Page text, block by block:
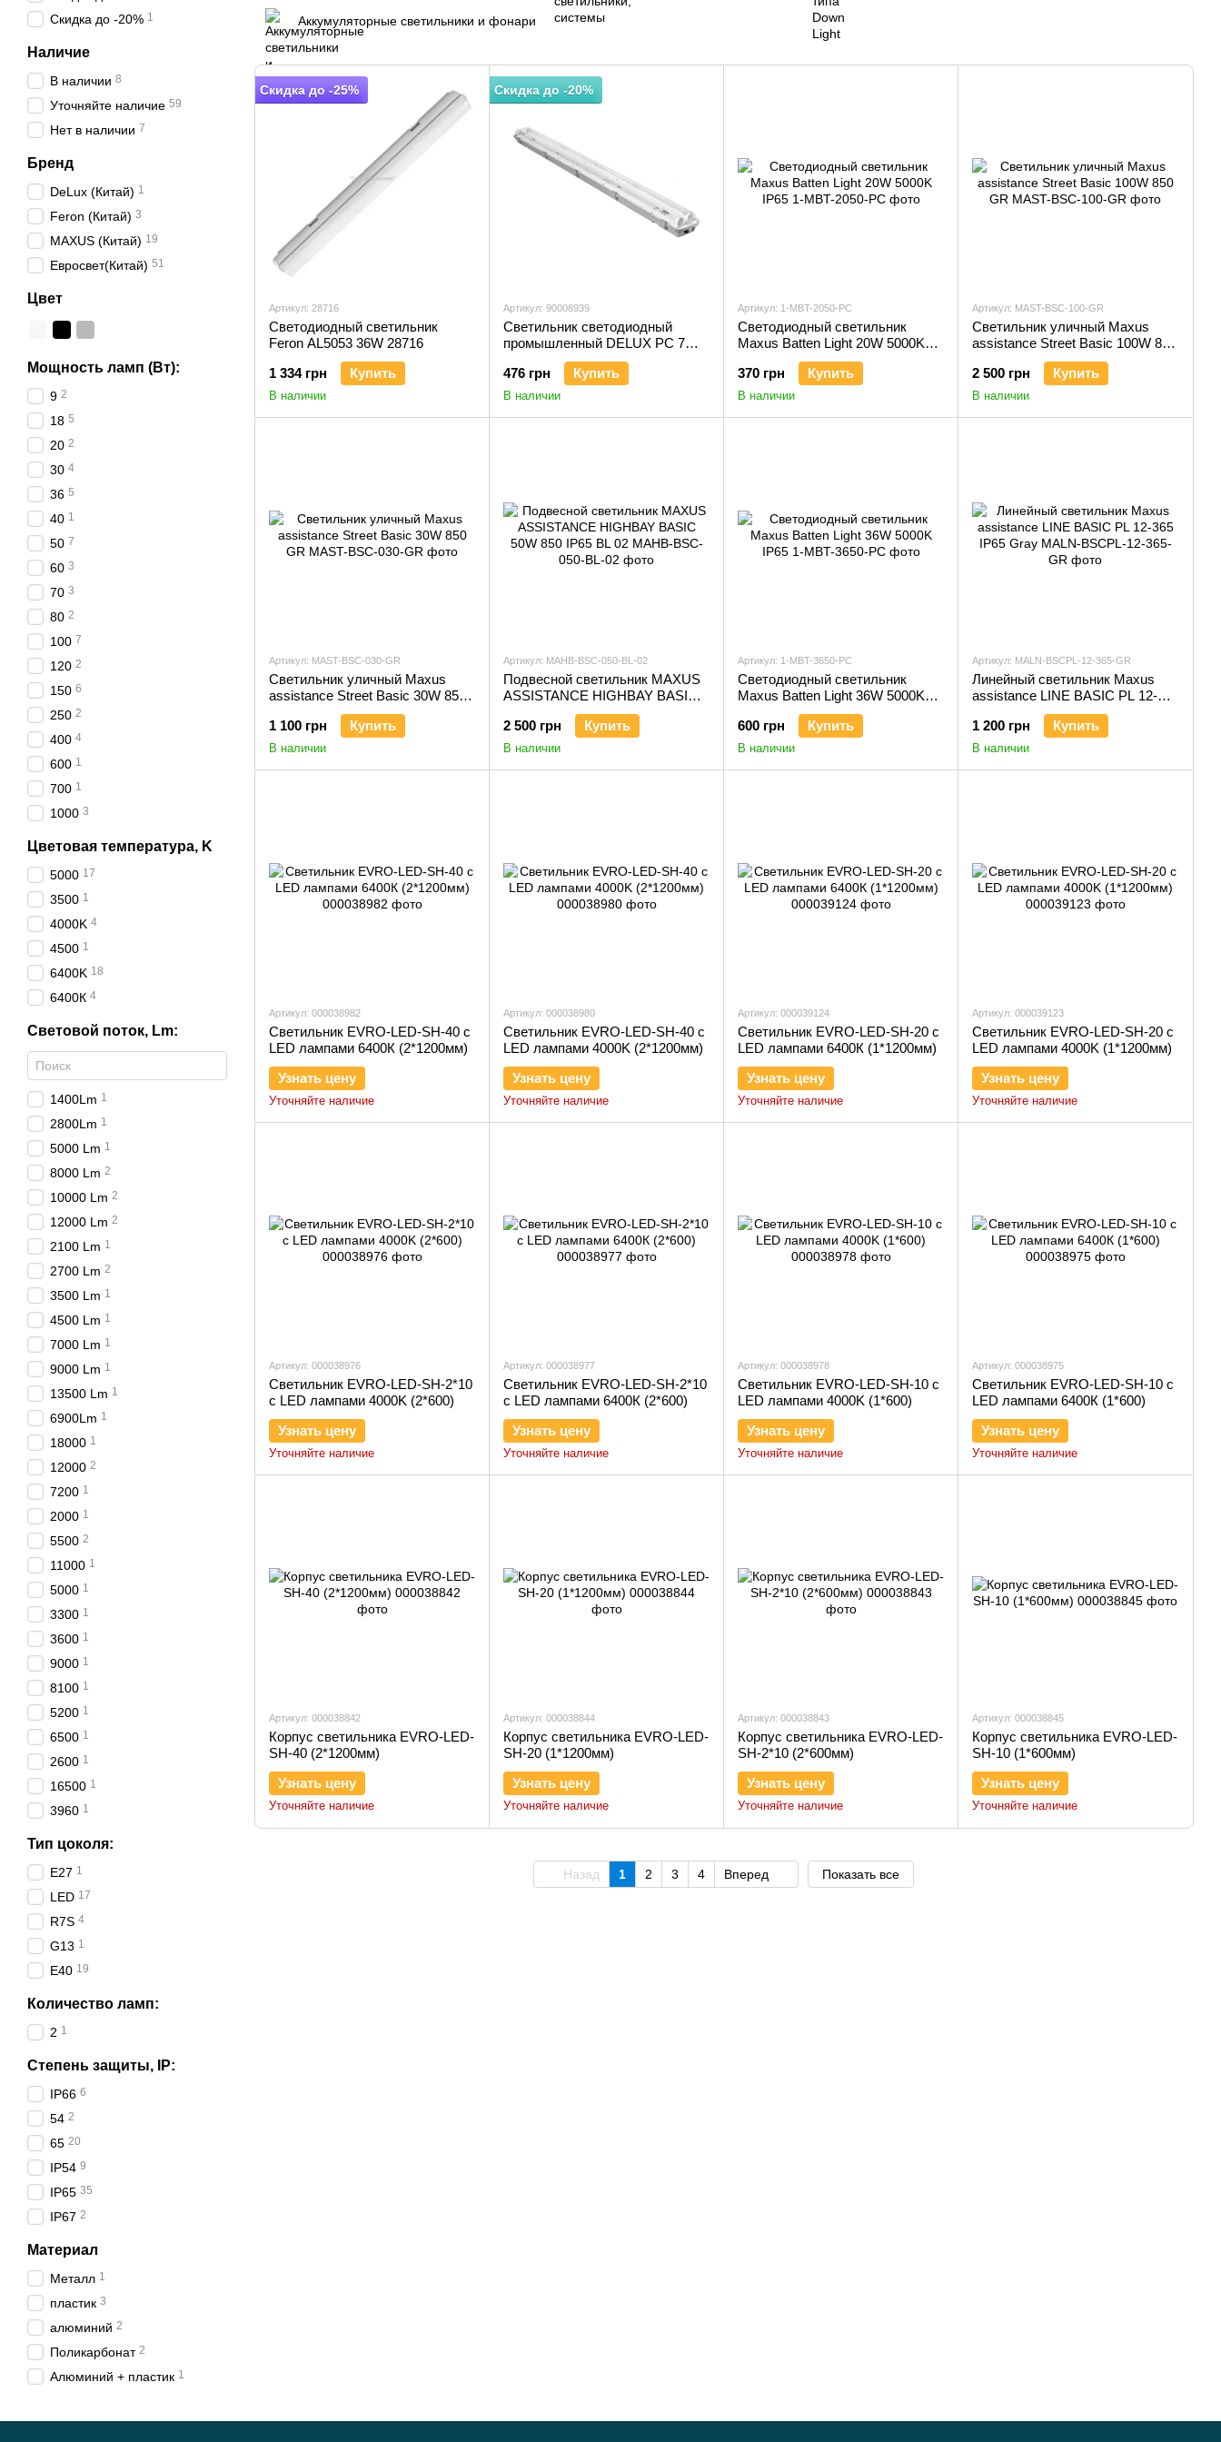
Аккумуляторные светильники и фонари
Скидка до -25%
Артикул: 28716
Светодиодный светильник
Feron AL5053 36W 28716
1 334 грн
Купить
В наличии
Скидка до -20%
Артикул: 90008939
Светильник светодиодный
промышленный DELUX PC 7
LED (2*1200мм) IP65 G13 без
ламп
476 грн Купить
В наличии
Артикул: 1-MBT-2050-PC
Светодиодный светильник
Maxus Batten Light 20W 5000K
370 грн
Купить
В наличии
Артикул: MAST-BSC-100-GR
Светильник уличный Maxus
assistance Street Basic 100W 850
2 500 грн
Купить
В наличии
Артикул: MAST-BSC-030-GR
Светильник уличный Maxus
assistance Street Basic 30W 850
1 100 грн
Купить
В наличии
Артикул: MAHB-BSC-050-BL-02
Подвесной светильник MAXUS
ASSISTANCE HIGHBAY BASIC
50W 850 IP65 BL 02
2 500 грн
Купить
В наличии
Артикул: 1-MBT-3650-PC
Светодиодный светильник
Maxus Batten Light 36W 5000K
600 грн
Купить
В наличии
Артикул: MALN-BSCPL-12-365-GR
Линейный светильник Maxus
assistance LINE BASIC PL 12-
365 IP65 Gray
1 200 грн
Купить
В наличии
Артикул: 000038982
Светильник EVRO-LED-SH-40 с
LED лампами 6400К (2*1200мм)
Узнать цену
Уточняйте наличие
Артикул: 000038980
Светильник EVRO-LED-SH-40 с
LED лампами 4000K (2*1200мм)
Узнать цену
Уточняйте наличие
Артикул: 000039124
Светильник EVRO-LED-SH-20 с
LED лампами 6400К (1*1200мм)
Узнать цену
Уточняйте наличие
Артикул: 000039123
Светильник EVRO-LED-SH-20 с
LED лампами 4000K (1*1200мм)
Узнать цену
Уточняйте наличие
Артикул: 000038976
Светильник EVRO-LED-SH-2*10
с LED лампами 4000K (2*600)
Узнать цену
Уточняйте наличие
Артикул: 000038977
Светильник EVRO-LED-SH-2*10
с LED лампами 6400К (2*600)
Узнать цену
Уточняйте наличие
Артикул: 000038978
Светильник EVRO-LED-SH-10 с
LED лампами 4000K (1*600)
Узнать цену
Уточняйте наличие
Артикул: 000038975
Светильник EVRO-LED-SH-10 с
LED лампами 6400К (1*600)
Узнать цену
Уточняйте наличие
Артикул: 000038842
Корпус светильника EVRO-LED-
SH-40 (2*1200мм)
Узнать цену
Уточняйте наличие
Артикул: 000038844
Корпус светильника EVRO-LED-
SH-20 (1*1200мм)
Узнать цену
Уточняйте наличие
Артикул: 000038843
Корпус светильника EVRO-LED-
SH-2*10 (2*600мм)
Узнать цену
Уточняйте наличие
Артикул: 000038845
Корпус светильника EVRO-LED-
SH-10 (1*600мм)
Узнать цену
Уточняйте наличие
Назад 1 2 3 4 Вперед Показать все
Скидка до -20% 1
Наличие
В наличии 8
Уточняйте наличие 59
Нет в наличии 7
Бренд
DeLux (Китай) 1
Feron (Китай) 3
MAXUS (Китай) 19
Евросвет(Китай) 51
Цвет
Мощность ламп (Вт):
9 2
18 5
20 2
30 4
36 5
40 1
50 7
60 3
70 3
80 2
100 7
120 2
150 6
250 2
400 4
600 1
700 1
1000 3
Цветовая температура, K
5000 17
3500 1
4000K 4
4500 1
6400K 18
6400К 4
Световой поток, Lm:
1400Lm 1
2800Lm 1
5000 Lm 1
8000 Lm 2
10000 Lm 2
12000 Lm 2
2100 Lm 1
2700 Lm 2
3500 Lm 1
4500 Lm 1
7000 Lm 1
9000 Lm 1
13500 Lm 1
6900Lm 1
18000 1
12000 2
7200 1
2000 1
5500 2
11000 1
5000 1
3300 1
3600 1
9000 1
8100 1
5200 1
6500 1
2600 1
16500 1
3960 1
Тип цоколя:
E27 1
LED 17
R7S 4
G13 1
E40 19
Количество ламп:
2 1
Степень защиты, IP:
IP66 6
54 2
65 20
IP54 9
IP65 35
IP67 2
Материал
Металл 1
пластик 3
алюминий 2
Поликарбонат 2
Алюминий + пластик 1